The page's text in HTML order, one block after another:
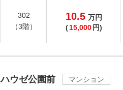
302
（3階）
10.5 万円
( 15,000 円)
ハウゼ公園前
マンション